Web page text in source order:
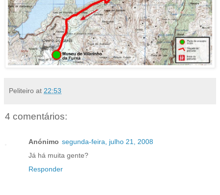
Peliteiro at 22:53
4 comentários:
Anónimo segunda-feira, julho 21, 2008
Já há muita gente?
Responder